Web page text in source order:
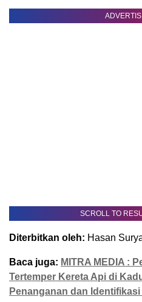
SCROLL TO
Diterbitkan oleh: Hasan
Baca juga: MITRA MEDIA :
Tertemper Kereta Api di
Penanganan dan